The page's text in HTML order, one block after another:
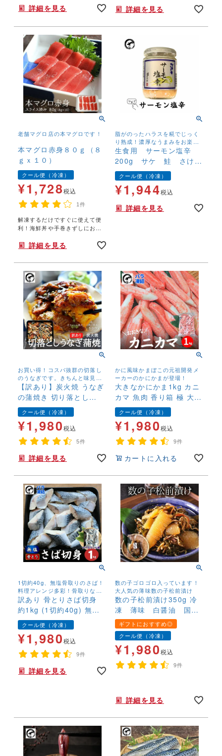
詳細を見る 詳細を見る
老舗マグロ店の本マグロです！
本マグロ赤身８０ｇ（８
ｇｘ１０）
クール便（冷凍）
¥1,728税込
1件
解凍するだけですぐに使えて便
利！海鮮丼や手巻きずしにおス
詳細を見る
脂がのったハラスを糀でじっく
り熟成！濃厚なうまみをお楽し
みください！酒の肴や温かいご
飯と一緒に！
生食用 サーモン塩辛
200g サケ 鮭 さけ
さーもん 珍味 老舗
ロングセラー 大人気
クール便（冷凍）
¥1,944税込
詳細を見る
お買い得！コスパ抜群の切落し
のうなぎです。きちんと味見を
して、コレ！というものを厳選
しております。
【訳あり】炭火焼 うなぎ
の蒲焼き 切り落とし
500g 刻み きざみ カ
ット済 ご自宅用 お買
い得 ウナギ 鰻 中国
産 冷凍便
クール便（冷凍）
¥1,980税込
5件
詳細を見る
かに風味かまぼこの元祖開発メ
ーカーのかにかまが登場！
大きなかにかま1kg カニ
カマ 魚肉 香り箱 極 大容
量 サラダ 生食用
クール便（冷凍）
¥1,980税込
9件
カートに入れる
1切約40g、無塩骨取りのさば！
料理アレンジ多彩！骨取りなの
でお子様にも安心して召し上が
れます！
訳あり 骨とりさば切身
約1kg (1切約40g) 無塩
骨取り 鯖 サバ 無添加 お
弁当 大容量 ストック
クール便（冷凍）
¥1,980税込
9件
詳細を見る
数の子ゴロゴロ入っています！
大人気の薄味数の子松前漬け
数の子松前漬け350g 冷
凍 薄味 白醤油 国産
材料 かずのこ カズノ
コ まつまえ
ギフトにおすすめ◎
クール便（冷凍）
¥1,980税込
9件
詳細を見る